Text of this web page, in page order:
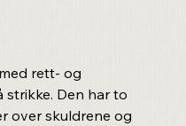
rett- og
strikke. Den har to
over skuldrene og